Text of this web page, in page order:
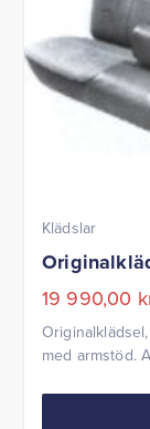
Klädslar
19 990,00
med armstöd.